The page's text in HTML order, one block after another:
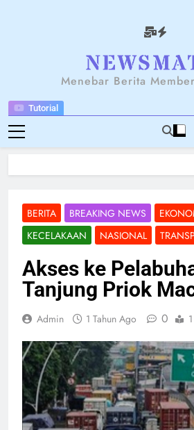
Tutorial
Menebar Berita
BERITA BREAKING NEWS
KECELAKAAN
NASIONAL
Akses ke
Tanjung Priok
Admin 1 Tahun Ago 0